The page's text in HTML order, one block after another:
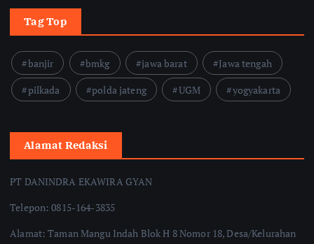
Tag Top
banjir bmkg jawa barat
Jawa tengah
pilkada
polda jateng UGM yogyakarta
Alamat Redaksi
PT DANINDRA EKAWIRA GYAN
Telepon: 0815-164-3835
Alamat: Taman Mangu Indah Blok H 8 Nomor 18, Desa/Kelurahan